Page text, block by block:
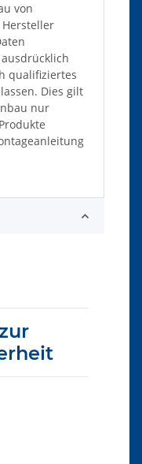
von
qualifiziertes
Dies gilt
nur